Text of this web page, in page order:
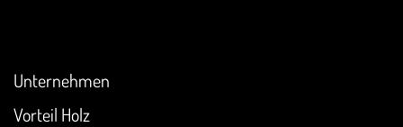
Unternehmen
Vorteil Holz